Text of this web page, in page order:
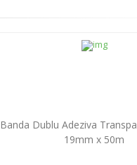
Banda Dublu Adeziva
19mm x 50m